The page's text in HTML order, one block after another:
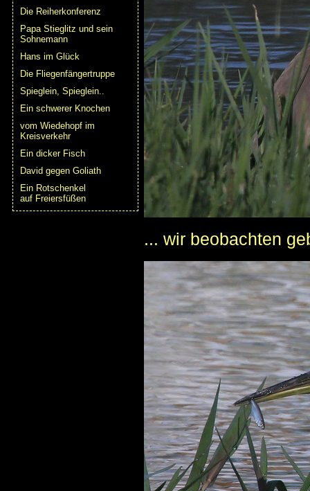
Die Reiherkonferenz
Papa Stieglitz und sein
Sohnemann
Hans im Glück
Die Fliegenfängertruppe
Spieglein, Spieglein..
Ein schwerer Knochen
vom Wiedehopf im
Kreisverkehr
Ein dicker Fisch
David gegen Goliath
Ein Rotschenkel
auf Freiersfüßen
... wir beobachten